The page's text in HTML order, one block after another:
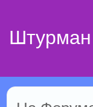
Штурман